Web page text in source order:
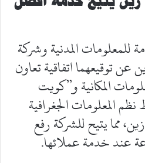
للمعلومات المدنية وشركة
عن توقيعهما اتفاقية تعاون
المكانية و”كويت
المعلومات الجغرافية
مما يتيح للشركة رفع
عند خدمة عملائها.